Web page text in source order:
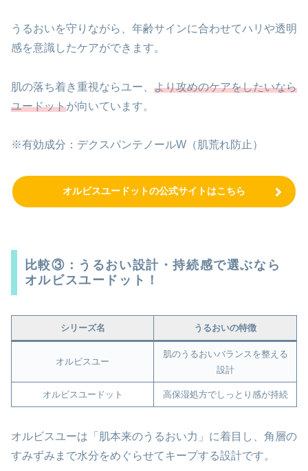
うるおいを守りながら、年齢サインに合わせてハリや透明
感を意識したケアができます。
肌の落ち着き重視ならユー、 より攻めのケアをしたいなら
ユードットが向いています。
※有効成分：デクスパンテノールW（肌荒れ防止）
オルビスユードットの公式サイトはこちら
比較③：うるおい設計・持続感で選ぶなら
オルビスユードット！
シリーズ名 うるおいの特徴
オルビスユー
肌のうるおいバランスを整える
設計
オルビスユードット 高保湿処方でしっとり感が持続
オルビスユーは「肌本来のうるおい力」に着目し、角層の
すみずみまで水分をめぐらせてキープする設計です。